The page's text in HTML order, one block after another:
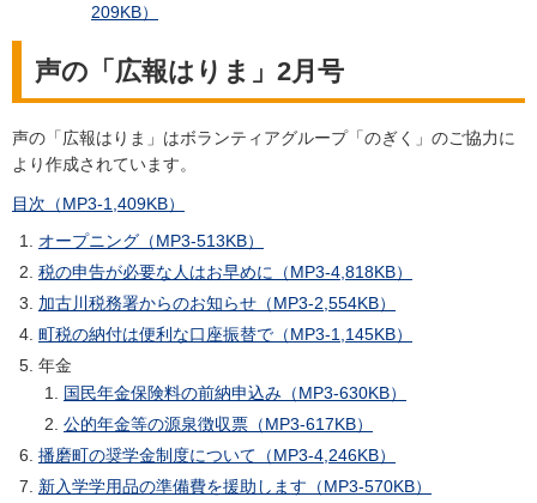
209KB）
声の「広報はりま」2月号
声の「広報はりま」はボランティアグループ「のぎく」のご協力に
より作成されています。
目次（MP3-1,409KB）
オープニング（MP3-513KB）
税の申告が必要な人はお早めに（MP3-4,818KB）
加古川税務署からのお知らせ（MP3-2,554KB）
町税の納付は便利な口座振替で（MP3-1,145KB）
年金
国民年金保険料の前納申込み（MP3-630KB）
公的年金等の源泉徴収票（MP3-617KB）
播磨町の奨学金制度について（MP3-4,246KB）
新入学学用品の準備費を援助します（MP3-570KB）